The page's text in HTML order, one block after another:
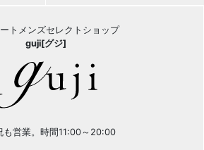
トメンズセレクトショップ
guji[グジ]
も営業。時間11:00～20:00